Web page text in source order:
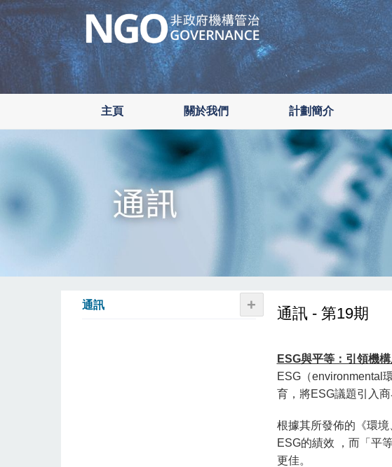
Skip
to
main
主頁 關於我們 計劃簡介
通訊 + 通訊 - 第19期
ESG與平等：引領機
ESG（environmental
育，將ESG議題引入
根據其所發佈的《環
ESG的績效 ，而「平
更佳。